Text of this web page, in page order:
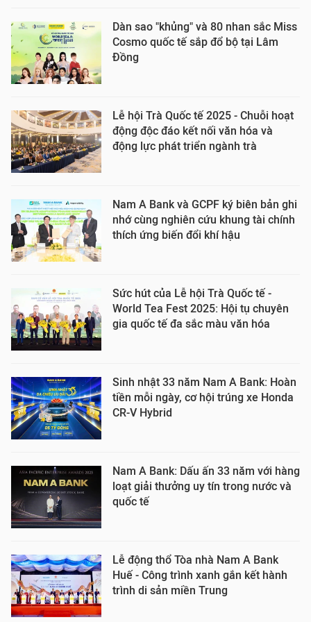
Dàn sao "khủng" và 80 nhan sắc Miss
Cosmo quốc tế sắp đổ bộ tại Lâm
Đồng
Lễ hội Trà Quốc tế 2025 - Chuỗi hoạt
động độc đáo kết nối văn hóa và
động lực phát triển ngành trà
Nam A Bank và GCPF ký biên bản ghi
nhớ cùng nghiên cứu khung tài chính
thích ứng biến đổi khí hậu
Sức hút của Lễ hội Trà Quốc tế -
World Tea Fest 2025: Hội tụ chuyên
gia quốc tế đa sắc màu văn hóa
Sinh nhật 33 năm Nam A Bank: Hoàn
tiền mỗi ngày, cơ hội trúng xe Honda
CR-V Hybrid
Nam A Bank: Dấu ấn 33 năm với hàng
loạt giải thưởng uy tín trong nước và
quốc tế
Lễ động thổ Tòa nhà Nam A Bank
Huế - Công trình xanh gắn kết hành
trình di sản miền Trung